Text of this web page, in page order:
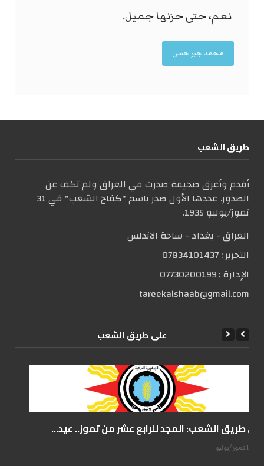
نعم، حتى حزنها جميل.
محمد جبر حسن
طریق الشعب
أقدم وأعرق صحيفة صدرت في العراق ولم تكف عن
الصدور. عددها الأول صدر باسم "كفاح الشعب" في 31
تموز/يوليو 1935.
العراق - بغداد - ساحة الاندلس
التحریر :07834101437
الإدارة :07730200199
tareekalshaab@gmail.com
علی طریق الشعب
على طريق الشعب: المجد للرابع عشر من تموز.. عيد...
14 تموز/يوليو